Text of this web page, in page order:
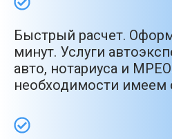
Быстрый расчет.
минут. Услуги
авто, нотариуса и
необходимости имеем